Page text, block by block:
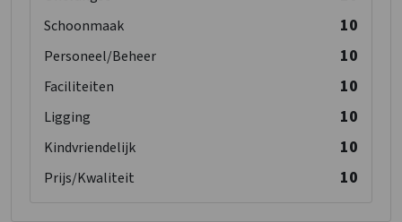
Schoonmaak 10
Personeel/Beheer 10
Faciliteiten 10
Ligging 10
Kindvriendelijk 10
Prijs/Kwaliteit 10